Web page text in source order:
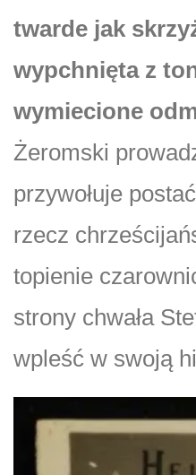
twarde jak
wypchnięta z
wymiecione
Żeromski
przywołuje
rzecz
topienie
strony chwała
wpleść w swoją